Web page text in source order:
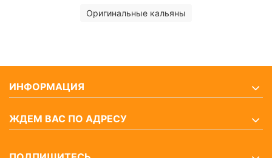
Оригинальные кальяны
ИНФОРМАЦИЯ
ЖДЕМ ВАС ПО АДРЕСУ